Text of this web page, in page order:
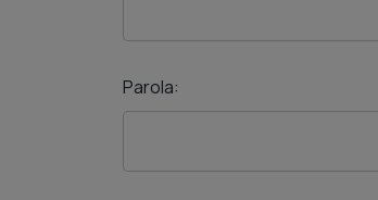
Parola: